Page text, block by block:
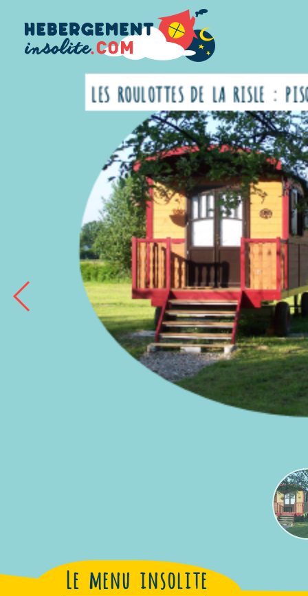
LODGE TIGRES
Le menu insolite